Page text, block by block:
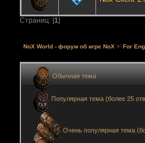
Страниц: [1]
NoX World - форум об игре NoX > For
Обычная тема
Популярная тема (более 25
Очень популярная тема